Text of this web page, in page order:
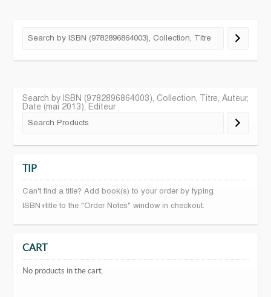
Search by ISBN (9782896864003), Collection, Titre, Auteur,
Date (mai 2013), Editeur
TIP
Can't find a title? Add book(s) to your order by typing
ISBN+title to the "Order Notes" window in checkout.
CART
No products in the cart.